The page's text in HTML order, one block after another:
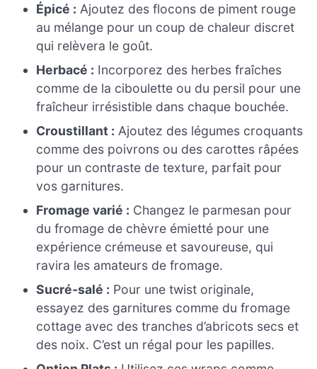
Épicé : Ajoutez des flocons de piment rouge
au mélange pour un coup de chaleur discret
qui relèvera le goût.
Herbacé : Incorporez des herbes fraîches
comme de la ciboulette ou du persil pour une
fraîcheur irrésistible dans chaque bouchée.
Croustillant : Ajoutez des légumes croquants
comme des poivrons ou des carottes râpées
pour un contraste de texture, parfait pour
vos garnitures.
Fromage varié : Changez le parmesan pour
du fromage de chèvre émietté pour une
expérience crémeuse et savoureuse, qui
ravira les amateurs de fromage.
Sucré-salé : Pour une twist originale,
essayez des garnitures comme du fromage
cottage avec des tranches d’abricots secs et
des noix. C’est un régal pour les papilles.